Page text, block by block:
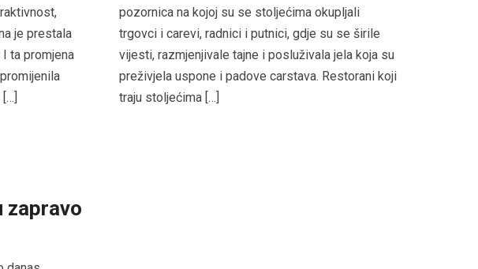
je prestala
ta promjena
pozornica na kojoj su se stoljećima okupljali
trgovci i carevi, radnici i putnici, gdje su se širile
vijesti, razmjenjivale tajne i posluživala jela koja su
preživjela uspone i padove carstava. Restorani koji
traju stoljećima […]
zapravo